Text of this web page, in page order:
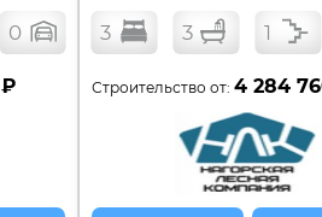
0 3 3 1
Строительство от:4 284